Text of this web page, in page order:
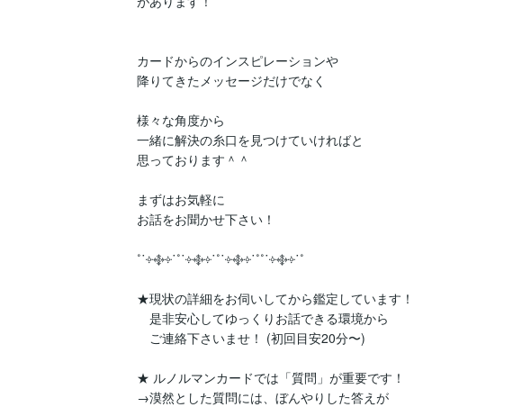
カードからのインスピレーションや
降りてきたメッセージだけでなく
様々な角度から
一緒に解決の糸口を見つけていければと
思っております＾＾
まずはお気軽に
お話をお聞かせ下さい！
˚˙༓࿇༓˙˚˙༓࿇༓˙˚˙༓࿇༓˙˚˚˙༓࿇༓˙˚
★現状の詳細をお伺いしてから鑑定しています！
是非安心してゆっくりお話できる環境から
ご連絡下さいませ！ (初回目安20分〜)
★ ルノルマンカードでは「質問」が重要です！
→漠然とした質問には、ぼんやりした答えが